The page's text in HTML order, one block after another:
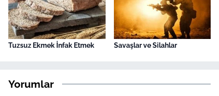
Tuzsuz Ekmek İnfak Etmek Savaşlar ve Silahlar
Yorumlar